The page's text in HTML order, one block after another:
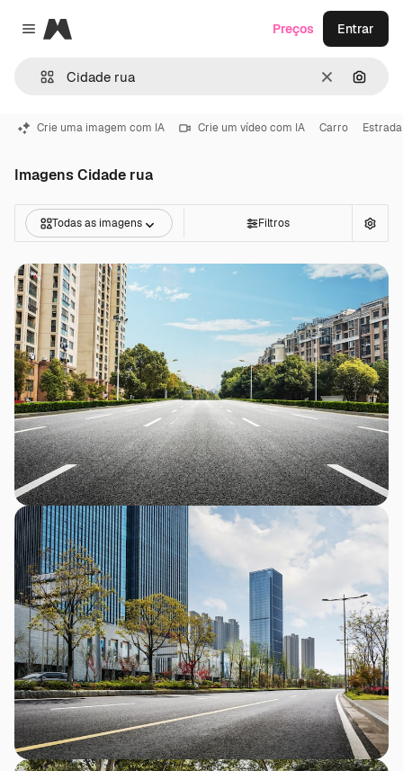
Close menu
Magnific
Limpar
Preços Entrar
Crie uma imagem com IA Crie um vídeo com IA Carro Estrada
Imagens Cidade rua
Todas as imagens Filtros